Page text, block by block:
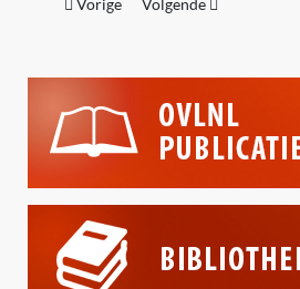
Vorige Volgende